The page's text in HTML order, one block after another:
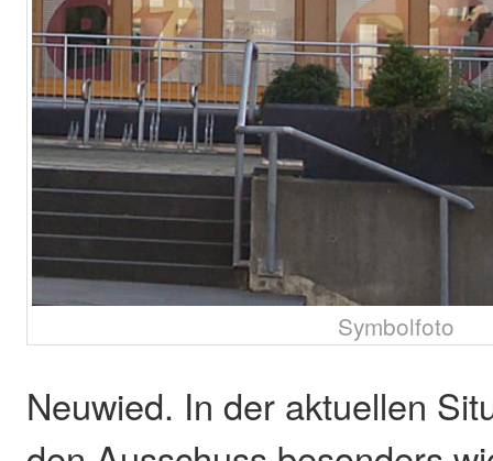
Symbolfoto
Neuwied. In der aktuellen